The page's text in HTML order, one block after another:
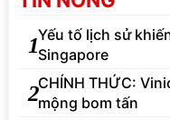
1Yếu tố lịch sử
Singapore
2CHÍNH THỨC:
mộng bom tấn